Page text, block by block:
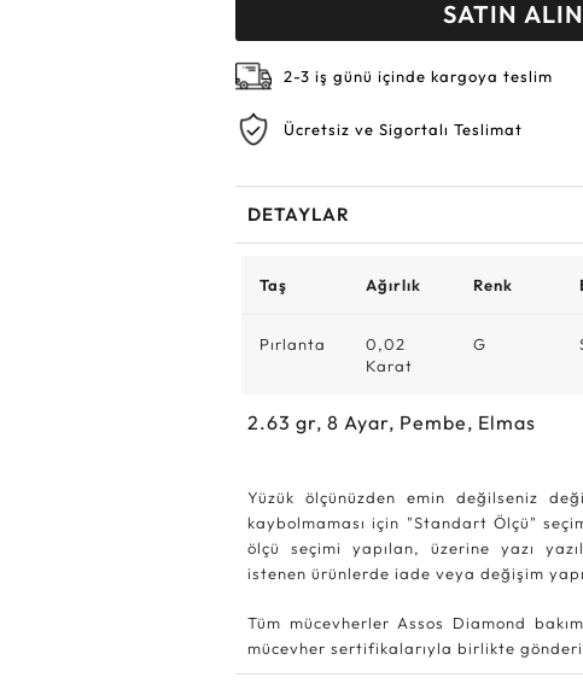
SATIN ALIN
2-3 iş günü içinde kargoya teslim
Ücretsiz ve Sigortalı Teslimat
DETAYLAR
Taş Ağırlık Renk
Pırlanta
0,02
Karat
G
2.63gr,8Ayar, Pembe, Elmas
Yüzük ölçünüzden emin değilseniz
kaybolmaması için "Standart Ölçü"
ölçü seçimi yapılan, üzerine yazı
istenen ürünlerde iade veya değişim
Tüm mücevherler Assos Diamond
mücevher sertifikalarıyla birlikte